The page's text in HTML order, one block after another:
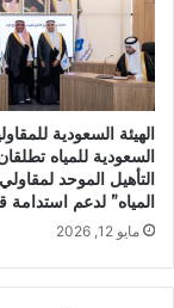
الهيئة السعودية
السعودية للمياه
التأهيل الموحد
المياه” لدعم استدامة
مايو 12, 2026